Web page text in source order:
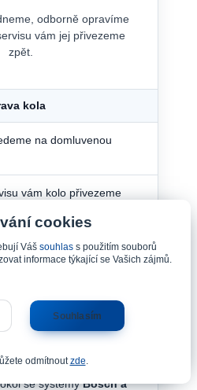
odborně opravíme
vám jej přivezeme
zpět.
kola
na domluvenou
vám kolo přivezeme
a okolí do vzdálenosti
35–50 kmje možný po
se systémyBosch a
cookies
Váš souhlass použitím souborů
informace týkající se Vašich zájmů.
Souhlasím
odmítnoutzde